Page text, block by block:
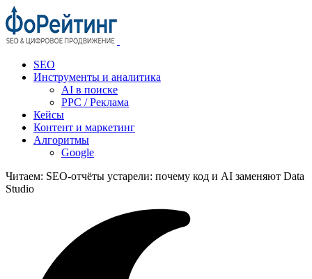
SEO
Инструменты и аналитика
AI в поиске
PPC / Реклама
Кейсы
Контент и маркетинг
Алгоритмы
Google
Читаем: SEO-отчёты устарели: почему код и AI заменяют Data
Studio